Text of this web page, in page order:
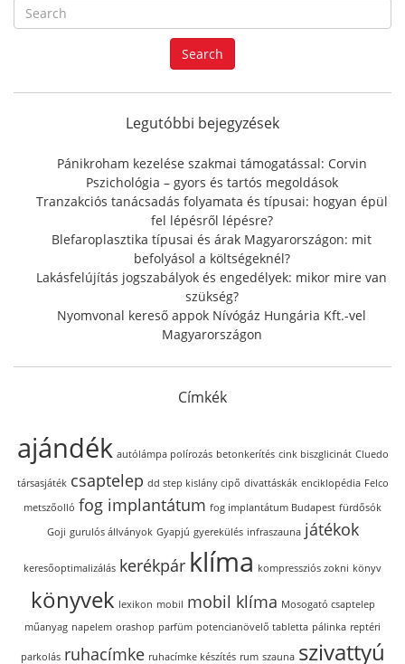
e
a
r
f
r
:
Search
Legutóbbi bejegyzések
Pánikroham kezelése szakmai támogatással: Corvin
Pszichológia – gyors és tartós megoldások
Tranzakciós tanácsadás folyamata és típusai: hogyan épül
fel lépésről lépésre?
Blefaroplasztika típusai és árak Magyarországon: mit
befolyásol a költségeknél?
Lakásfelújítás jogszabályok és engedélyek: mikor mire van
szükség?
Nyomvonal kereső appok Nívógáz Hungária Kft.-vel
Magyarországon
Címkék
ajándék autólámpa polírozás betonkerítés cink biszglicinát Cluedo
társasjáték csaptelep dd step kislány cipő divattáskák enciklopédia Felco
metszőolló fog implantátum fog implantátum Budapest fürdősók
Goji gurulós állványok Gyapjú gyerekülés infraszauna játékok
keresőoptimalizálás kerékpár klíma kompressziós zokni könyv
könyvek lexikon mobil mobil klíma Mosogató csaptelep
műanyag napelem orashop parfüm potencianövelő tabletta pálinka reptéri
parkolás ruhacímke ruhacímke készítés rum szauna szivattyú